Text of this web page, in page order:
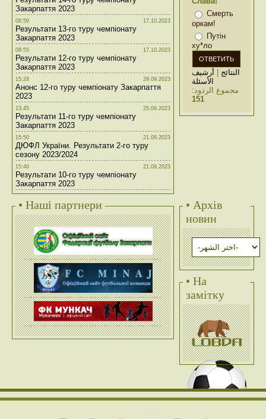
Закарпаття 2023
08:59 17.10.2023
Результати 13-го туру чемпіонату
Закарпаття 2023
08:55 17.10.2023
Результати 12-го туру чемпіонату
Закарпаття 2023
15:28 29.09.2023
Анонс 12-го туру чемпіонату Закарпаття
2023
13:45 25.09.2023
Результати 11-го туру чемпіонату
Закарпаття 2023
15:50 21.09.2023
ДЮФЛ України. Результати 2-го туру
сезону 2023/2024
15:40 21.09.2023
Результати 10-го туру чемпіонату
Закарпаття 2023
Смерть
оркам!
Путін
ху*ло
النتائج | أرشيف
الأسئلة
مجموع الردود:
151
• Наші партнери
• Архів
новин
• На
замітку